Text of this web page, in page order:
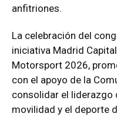
anfitriones.
La celebración del
iniciativa Madrid
Motorsport 2026,
con el apoyo de la
consolidar el liderazgo
movilidad y el deporte